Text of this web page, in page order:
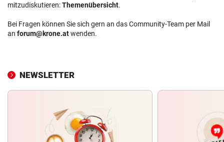
mitzudiskutieren:Themenübersicht.
Bei Fragen können Sie sich gern an das Community-Team per Mail
an forum@krone.atwenden.
NEWSLETTER